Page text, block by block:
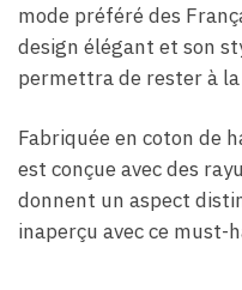
mode préféré des
design élégant et son
permettra de rester à
Fabriquée en coton de
est conçue avec des
donnent un aspect
inaperçu avec ce must-